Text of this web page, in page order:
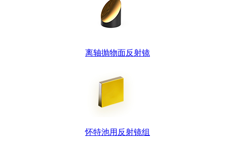
离轴抛物面反射镜
怀特池用反射镜组